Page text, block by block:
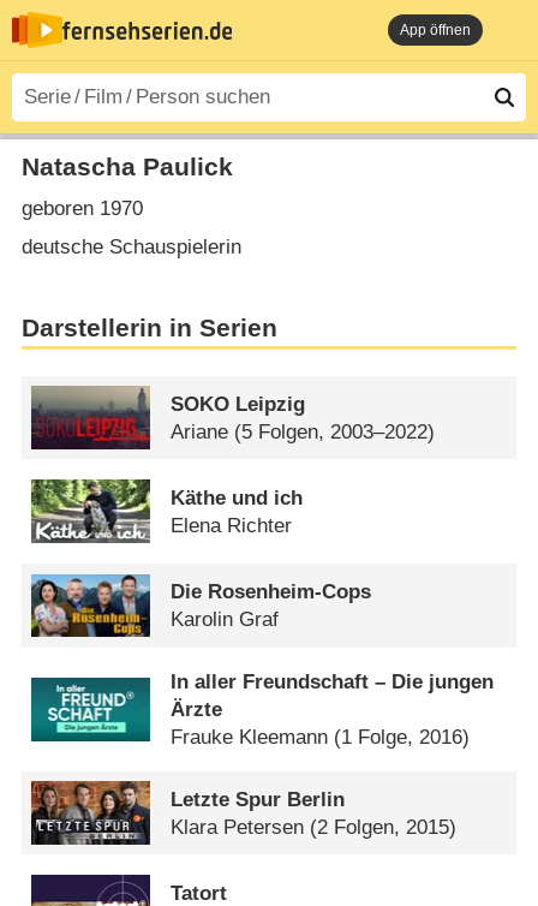
App öffnen
Natascha Paulick
geboren 1970
deutsche Schauspielerin
Darstellerin in Serien
SOKO Leipzig
Ariane (5 Folgen, 2003–2022)
Käthe und ich
Elena Richter
Die Rosenheim-Cops
Karolin Graf
In aller Freundschaft – Die jungen
Ärzte
Frauke Kleemann (1 Folge, 2016)
Letzte Spur Berlin
Klara Petersen (2 Folgen, 2015)
Tatort